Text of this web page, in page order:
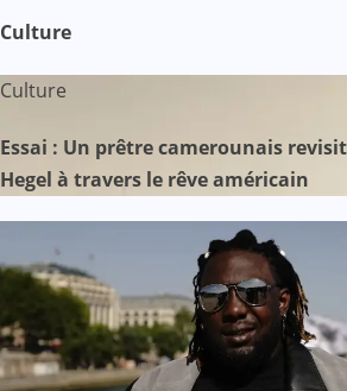
Culture
Culture
Essai : Un prêtre camerounais
Hegel à travers le rêve américain